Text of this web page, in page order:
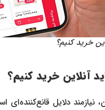
دلایل قانع‌کننده‌ای